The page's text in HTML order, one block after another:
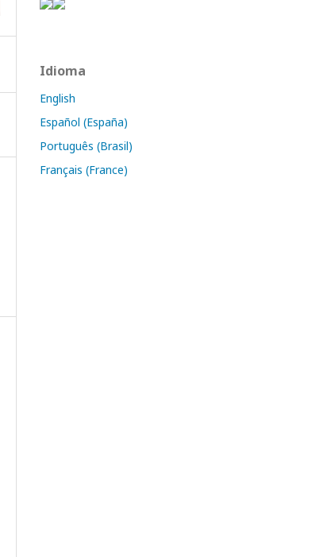
Idioma
English
Español (España)
Português (Brasil)
Français (France)